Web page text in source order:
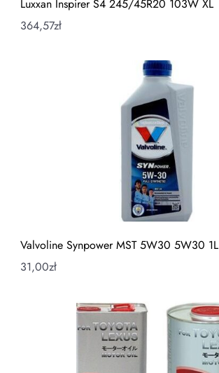
Luxxan Inspirer S4 245/45R20 103W XL
364,57zł
Valvoline Synpower MST 5W30 5W30 1L
31,00zł